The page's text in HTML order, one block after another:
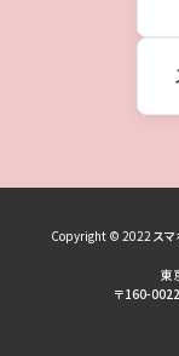
Copyright © 2022ス
東
〒160-